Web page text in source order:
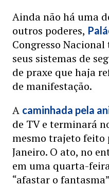
Ainda não há uma
outros poderes,
Congresso
seus sistemas de
de praxe que haja
de manifestação.
A caminhada pela
de TV e terminará
mesmo trajeto feito
Janeiro. O ato, no
em uma quarta-
“afastar o